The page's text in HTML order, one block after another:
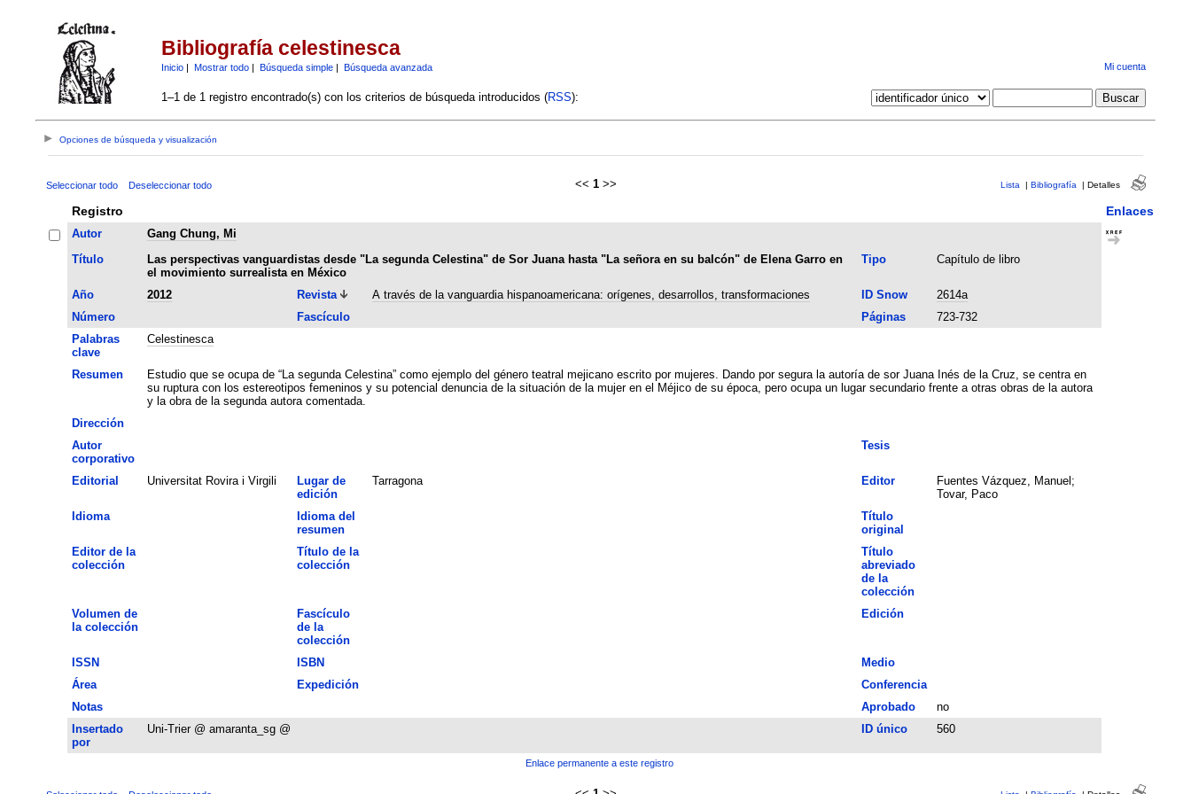
Bibliografía celestinesca
Inicio| Mostrar todo| Búsqueda simple| Búsqueda avanzada Mi cuenta
1–1 de 1 registro encontrado(s) con los criterios de búsqueda introducidos (RSS):
Opciones de búsqueda y visualización
Seleccionar todo Deseleccionar todo << 1 >> Lista | Bibliografía | Detalles
Registro Enlaces
Autor
Gang Chung, Mi
Título
Las perspectivas vanguardistas desde "La segunda Celestina" de Sor Juana hasta "La señora en su balcón" de Elena Garro en
el movimiento surrealista en México
Tipo Capítulo de libro
Año 2012 Revista A través de la vanguardia hispanoamericana: orígenes, desarrollos, transformaciones ID Snow
2614a
Número
Fascículo Páginas
723-732
Palabras
clave
Celestinesca
Resumen
Estudio que se ocupa de “La segunda Celestina” como ejemplo del género teatral mejicano escrito por mujeres. Dando por segura la autoría de sor Juana Inés de la Cruz, se centra en
su ruptura con los estereotipos femeninos y su potencial denuncia de la situación de la mujer en el Méjico de su época, pero ocupa un lugar secundario frente a otras obras de la autora
y la obra de la segunda autora comentada.
Dirección
Autor
corporativo
Tesis
Editorial Universitat Rovira i Virgili
Lugar de
edición
Tarragona Editor
Fuentes Vázquez, Manuel;
Tovar, Paco
Idioma
Idioma del
resumen
Título
original
Editor de la
colección
Título de la
colección
Título
abreviado
de la
colección
Volumen de
la colección
Fascículo
de la
colección
Edición
ISSN ISBN
Medio
Área
Expedición
Conferencia
Notas
Aprobado
no
Insertado
por
Uni-Trier @ amaranta_sg @ ID único 560
Enlace permanente a este registro